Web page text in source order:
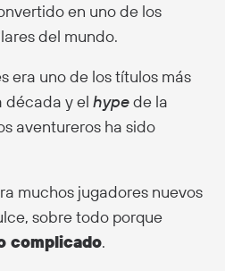
en uno de los
del mundo.
era uno de los títulos más
década y el hypede la
aventureros ha sido
muchos jugadores nuevos
sobre todo porque
complicado.